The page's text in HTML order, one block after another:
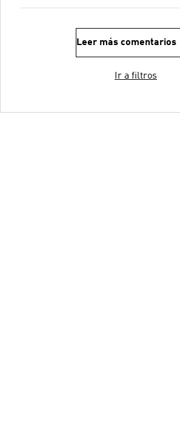
Leer más comentarios
Ir a filtros